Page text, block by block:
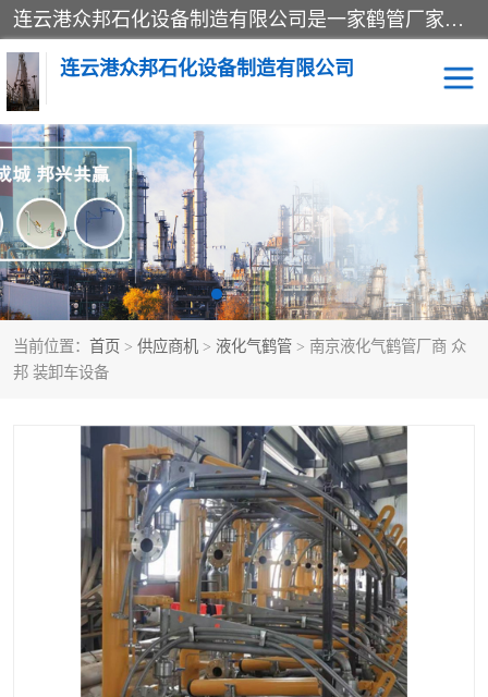
连云港众邦石化设备制造有限公司是一家鹤管厂家主营：鹤管、装车鹤管等，是致力于石油、石化等流体装卸设备(主要产品如鹤管、输油臂、脱缆钩等)的咨询、设计、制造、检测、安装指导、系统调试、维修维护等业务的公司。
连云港众邦石化设备制造有限公司
当前位置： 首页 > 供应商机 > 液化气鹤管 > 南京液化气鹤管厂商 众
邦 装卸车设备
鹤管 顶部装卸鹤管
底部装卸鹤管 LNG低温鹤管
液氨鹤管 液化气鹤管
鹤管配件 活动梯栈台
撬装系统设备 装车鹤管